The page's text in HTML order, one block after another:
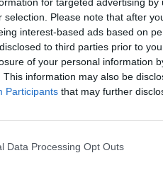
selection. Please note that after
interest-based ads based on
to third parties prior to
of your personal information
This information may also be
Participants that may further
Data Processing Opt Outsoptimális áron,